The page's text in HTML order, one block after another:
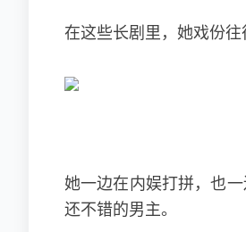
在这些长剧里，她戏份往
她一边在内娱打拼，也
还不错的男主。